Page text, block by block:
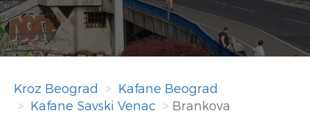
Kroz Beograd
Kafane Beograd
Kafane Savski Venac
Brankova